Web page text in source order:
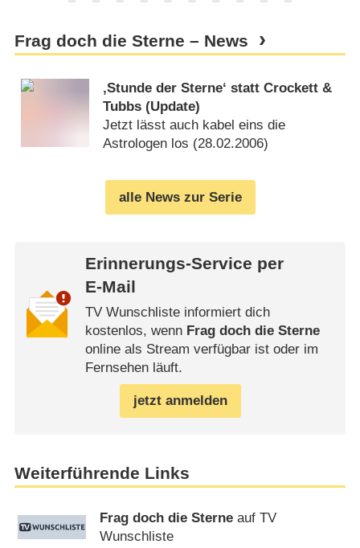
Frag doch die Sterne – News
‚Stunde der Sterne‘ statt Crockett &
Tubbs (Update)
Jetzt lässt auch kabel eins die
Astrologen los (28.02.2006)
alle News zur Serie
Erinnerungs-Service per
E-Mail
TV Wunschliste informiert dich
kostenlos, wenn Frag doch die Sterne
online als Stream verfügbar ist oder im
Fernsehen läuft.
jetzt anmelden
Weiterführende Links
Frag doch die Sterne auf TV
Wunschliste